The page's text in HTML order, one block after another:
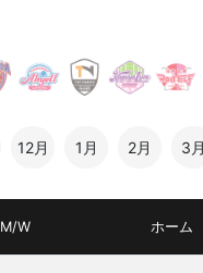
12月 1月 2月 3月
M/W ホーム